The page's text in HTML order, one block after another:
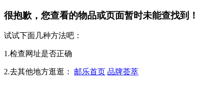
很抱歉，您查看的物品或页面暂时未能查找到！
试试下面几种方法吧：
1.检查网址是否正确
2.去其他地方逛逛： 邮乐首页 品牌荟萃